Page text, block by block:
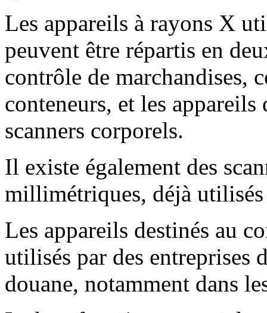
Les appareils à rayons X
peuvent être répartis en
contrôle de marchandises,
conteneurs, et les appareils
scanners corporels.
Il existe également des
millimétriques, déjà
Les appareils destinés au
utilisés par des entreprises
douane, notamment dans